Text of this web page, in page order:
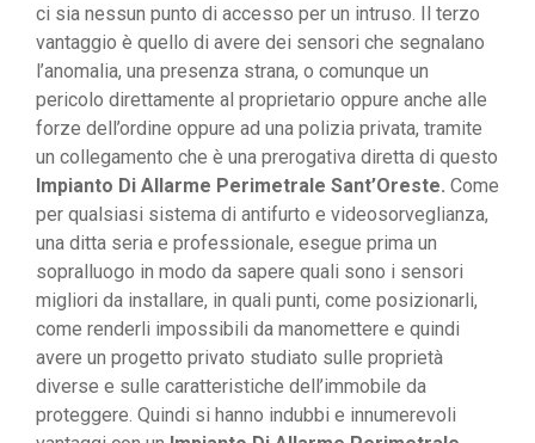
ci sia nessun punto di accesso per un intruso. Il terzo
vantaggio è quello di avere dei sensori che segnalano
l’anomalia, una presenza strana, o comunque un
pericolo direttamente al proprietario oppure anche alle
forze dell’ordine oppure ad una polizia privata, tramite
un collegamento che è una prerogativa diretta di questo
Impianto Di Allarme Perimetrale Sant’Oreste. Come
per qualsiasi sistema di antifurto e videosorveglianza,
una ditta seria e professionale, esegue prima un
sopralluogo in modo da sapere quali sono i sensori
migliori da installare, in quali punti, come posizionarli,
come renderli impossibili da manomettere e quindi
avere un progetto privato studiato sulle proprietà
diverse e sulle caratteristiche dell’immobile da
proteggere. Quindi si hanno indubbi e innumerevoli